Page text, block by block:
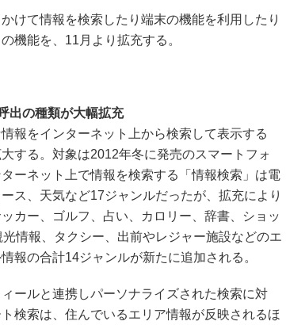
けて情報を検索したり端末の機能を利用したり
機能を、11月より拡充する。
出の種類が大幅拡充
報をインターネット上から検索して表示する
する。対象は2012年冬に発売のスマートフォ
ーネット上で情報を検索する「情報検索」は電
ス、天気など17ジャンルだったが、拡充により
カー、ゴルフ、占い、カロリー、辞書、ショッ
情報、タクシー、出前やレジャー施設などのエ
報の合計14ジャンルが新たに追加される。
ールと連携しパーソナライズされた検索に対
検索は、住んでいるエリア情報が反映されるほ